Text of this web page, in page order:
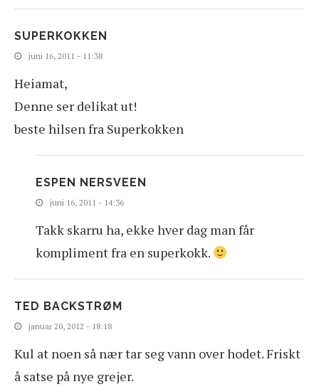
SUPERKOKKEN
juni 16, 2011 - 11:38
Heiamat,
Denne ser delikat ut!
beste hilsen fra Superkokken
ESPEN NERSVEEN
juni 16, 2011 - 14:36
Takk skarru ha, ekke hver dag man får
kompliment fra en superkokk.
TED BACKSTRØM
januar 20, 2012 - 18:18
Kul at noen så nær tar seg vann over hodet. Friskt
å satse på nye grejer.